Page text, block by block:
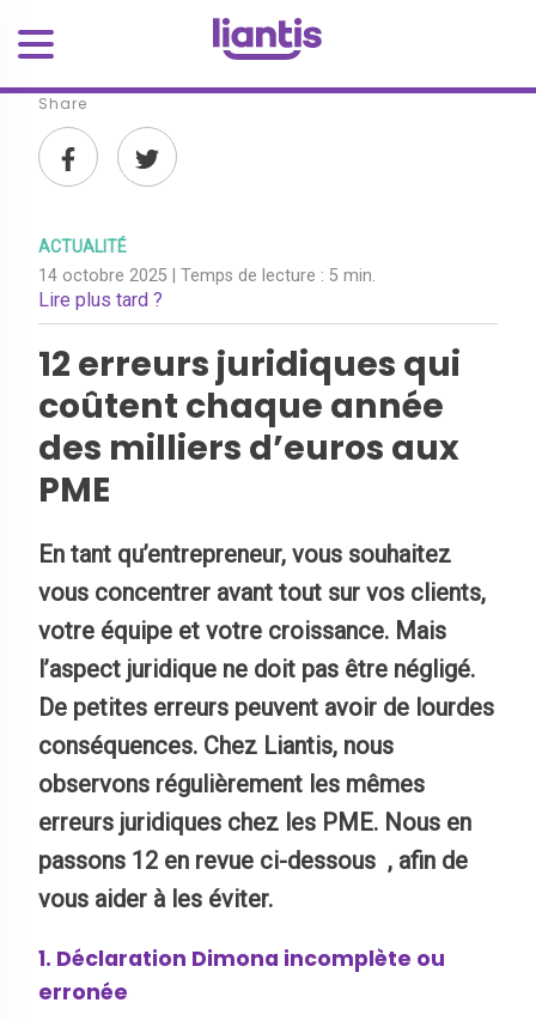
Share
ACTUALITÉ
14 octobre 2025 | Temps de lecture : 5 min.
Lire plus tard ?
12 erreurs juridiques qui
coûtent chaque année
des milliers d’euros aux
PME
En tant qu’entrepreneur, vous souhaitez
vous concentrer avant tout sur vos clients,
votre équipe et votre croissance. Mais
l’aspect juridique ne doit pas être négligé.
De petites erreurs peuvent avoir de lourdes
conséquences. Chez Liantis, nous
observons régulièrement les mêmes
erreurs juridiques chez les PME. Nous en
passons 12 en revue ci-dessous , afin de
vous aider à les éviter.
1. Déclaration Dimona incomplète ou
erronée